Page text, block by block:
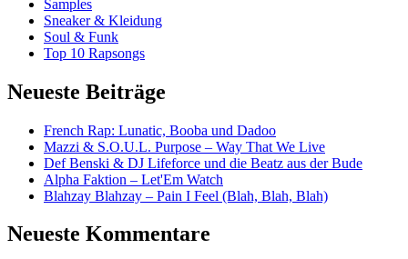
Samples
Sneaker & Kleidung
Soul & Funk
Top 10 Rapsongs
Neueste Beiträge
French Rap: Lunatic, Booba und Dadoo
Mazzi & S.O.U.L. Purpose – Way That We Live
Def Benski & DJ Lifeforce und die Beatz aus der Bude
Alpha Faktion – Let'Em Watch
Blahzay Blahzay – Pain I Feel (Blah, Blah, Blah)
Neueste Kommentare